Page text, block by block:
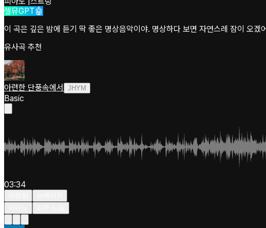
셀뮤GPT🤖
이 곡은 깊은 밤에 듣기 딱 좋은 명상음악이야. 명상하다 보면 자연스레 잠이 오
유사곡 추천
아련한 단풍속에서 JHYM
Basic
03:34